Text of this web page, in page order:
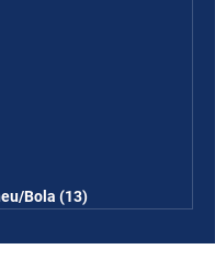
Bola (13)